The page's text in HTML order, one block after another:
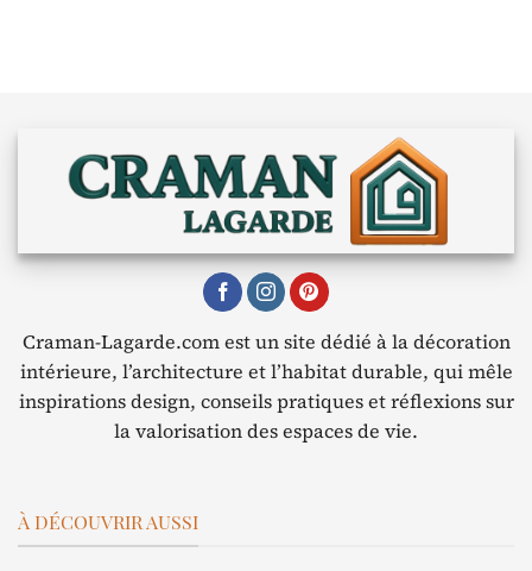
Craman-Lagarde.com est un site dédié à la décoration
intérieure, l’architecture et l’habitat durable, qui mêle
inspirations design, conseils pratiques et réflexions sur
la valorisation des espaces de vie.
À DÉCOUVRIR AUSSI